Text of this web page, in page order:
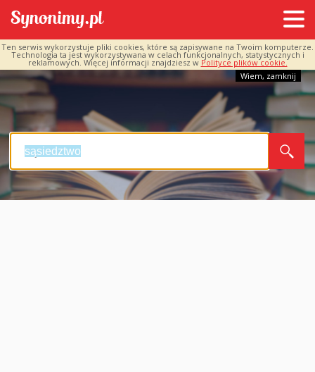
Ten serwis wykorzystuje pliki cookies, które są zapisywane na Twoim komputerze.
Technologia ta jest wykorzystywana w celach funkcjonalnych, statystycznych i
reklamowych. Więcej informacji znajdziesz w Polityce plików cookie.
Wiem, zamknij